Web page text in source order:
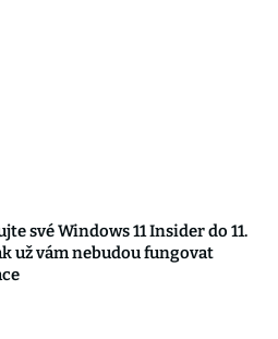
své Windows 11 Insider do 11.
už vám nebudou fungovat